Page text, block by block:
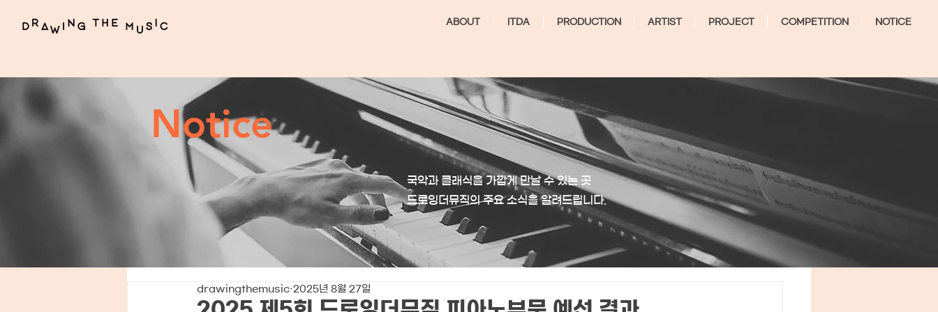
ABOUT ITDA PRODUCTION ARTIST PROJECT COMPETITION NOTICE
Notice
국악과 클래식을 가깝게 만날 수 있는 곳
​드로잉더뮤직의 주요 소식을 알려드립니다.
drawingthemusic 2025년 8월 27일